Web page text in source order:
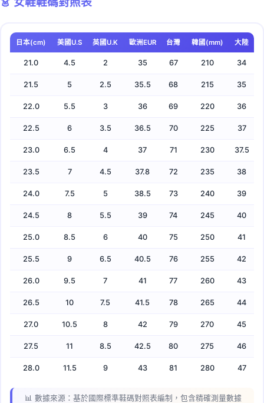
🇺🇸 美國女鞋 US 8 = 🇨🇳 大陸 36號
男鞋還是女鞋！
（男鞋）
📝 說明：歐洲碼男女略有差異，主要體現在對應的腳
長cm數不同
🇹🇼 台灣 75號 = 🇰🇷 韓國 250mm
🇹🇼 台灣鞋碼小知識：台灣鞋碼系統與日本cm數有
25.0 6.5 6 40 75 250 40
28.0 9.5 9 43 81 280 46
28.5 10 9.5 43.5 82 285 47
29.0 10.5 10 44 83 290 48
29.5 11 10.5 44.5 84 295 49
30.0 11.5 11 45 85 300 50
品牌建議：運動鞋品牌多採用美國US碼或日本CM碼
商務皮鞋： 歐洲品牌多使用EUR碼標示
日本(cm) 美國U.S 英國U.K 歐洲EUR 台灣 韓國(mm) 大陸
21.0 4.5 2 35 67 210 34
21.5 5 2.5 35.5 68 215 35
22.0 5.5 3 36 69 220 36
22.5 6 3.5 36.5 70 225 37
23.0 6.5 4 37 71 230 37.5
23.5 7 4.5 37.8 72 235 38
24.0 7.5 5 38.5 73 240 39
24.5 8 5.5 39 74 245 40
25.0 8.5 6 40 75 250 41
25.5 9 6.5 40.5 76 255 42
26.0 9.5 7 41 77 260 43
26.5 10 7.5 41.5 78 265 44
27.0 10.5 8 42 79 270 45
27.5 11 8.5 42.5 80 275 46
28.0 11.5 9 43 81 280 47
📊 數據來源：基於國際標準鞋碼對照表編制，包含精確測量數據